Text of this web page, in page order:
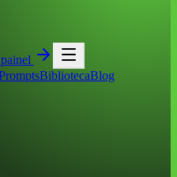
BibliotecaBlog